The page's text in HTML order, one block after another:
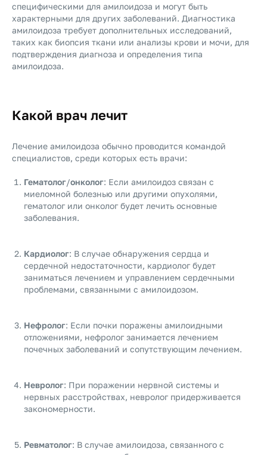
специфическими для амилоидоза и могут быть
характерными для других заболеваний. Диагностика
амилоидоза требует дополнительных исследований,
таких как биопсия ткани или анализы крови и мочи, для
подтверждения диагноза и определения типа
амилоидоза.
Какой врач лечит
Лечение амилоидоза обычно проводится командой
специалистов, среди которых есть врачи:
Гематолог/онколог: Если амилоидоз связан с
миеломной болезнью или другими опухолями,
гематолог или онколог будет лечить основные
заболевания.
Кардиолог: В случае обнаружения сердца и
сердечной недостаточности, кардиолог будет
заниматься лечением и управлением сердечными
проблемами, связанными с амилоидозом.
Нефролог: Если почки поражены амилоидными
отложениями, нефролог занимается лечением
почечных заболеваний и сопутствующим лечением.
Невролог: При поражении нервной системы и
нервных расстройствах, невролог придерживается
закономерности.
Ревматолог: В случае амилоидоза, связанного с